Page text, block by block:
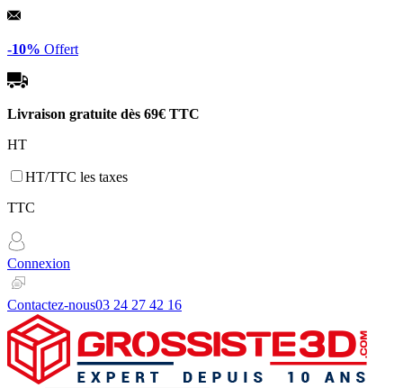
Panneau de gestion des cookies
-10% Offert
Livraison gratuite dès 69€ TTC
HT
HT/TTC les taxes
TTC
Connexion
Contactez-nous03 24 27 42 16